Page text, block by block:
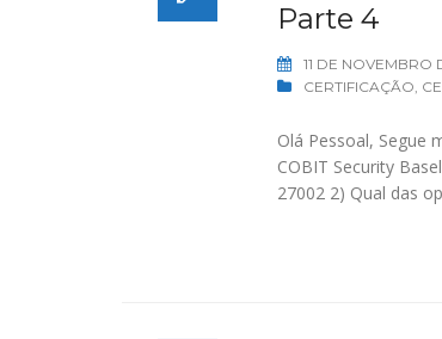
Parte 4
11 DE NOVEMBRO
CERTIFICAÇÃO,
Olá Pessoal, Segue
COBIT Security
27002 2) Qual das